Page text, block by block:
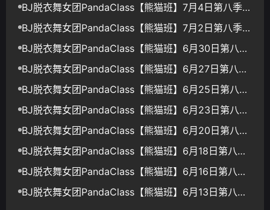
BJ脱衣舞女团PandaClass【熊猫班】7月4日第八季第
15集【最终职级赛-完结】【14V/46.3G】
BJ脱衣舞女团PandaClass【熊猫班】7月2日第八季第
14集【完美时机】【12V/41.6G】
BJ脱衣舞女团PandaClass【熊猫班】6月30日第八季
第13集【贡献度日-骰子游戏】【12V/39.7G】
BJ脱衣舞女团PandaClass【熊猫班】6月27日第八季
第12集【新旧对决】【12V/41.5G】
BJ脱衣舞女团PandaClass【熊猫班】6月25日第八季
第11集【豪礼擂台赛】【12V/39G】
BJ脱衣舞女团PandaClass【熊猫班】6月23日第八季
第10集【俄罗斯轮盘】【13V/44.8G】
BJ脱衣舞女团PandaClass【熊猫班】6月20日第八季
第9集【欢乐大排档】【14V/45.7G】
BJ脱衣舞女团PandaClass【熊猫班】6月18日第八季
第8集【政变日】【12V/40.6G】
BJ脱衣舞女团PandaClass【熊猫班】6月16日第八季
第7集【提前下班日】【11V/38G】
BJ脱衣舞女团PandaClass【熊猫班】6月13日第八季